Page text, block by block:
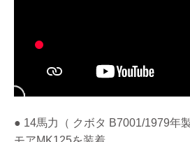
● 14馬力（ クボタ B7001/1979年